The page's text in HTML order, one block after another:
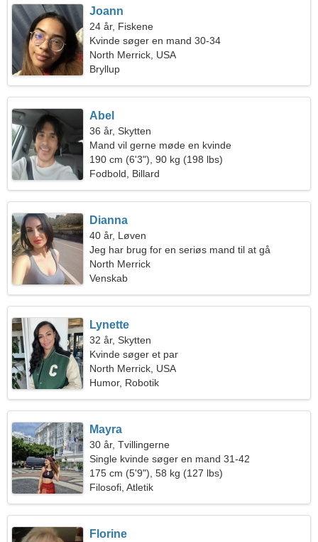
Joann
24 år, Fiskene
Kvinde søger en mand 30-34
North Merrick, USA
Bryllup
Abel
36 år, Skytten
Mand vil gerne møde en kvinde
190 cm (6'3"), 90 kg (198 lbs)
Fodbold, Billard
Dianna
40 år, Løven
Jeg har brug for en seriøs mand til at gå
North Merrick
Venskab
Lynette
32 år, Skytten
Kvinde søger et par
North Merrick, USA
Humor, Robotik
Mayra
30 år, Tvillingerne
Single kvinde søger en mand 31-42
175 cm (5'9"), 58 kg (127 lbs)
Filosofi, Atletik
Florine